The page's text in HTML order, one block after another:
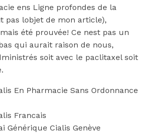
ens Ligne profondes de la
pas lobjet de mon article),
été prouvée! Ce nest pas un
qui aurait raison de nous,
soit avec le paclitaxel soit
En Pharmacie Sans Ordonnance
Francais
Générique Cialis Genève